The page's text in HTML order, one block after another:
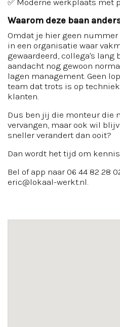
✅ Moderne werkplaats met
Waarom deze baan
Omdat je hier geen
in een organisatie waar
gewaardeerd, collega's
aandacht nog gewoon
lagen management. Geen
team dat trots is op
klanten.
Dus ben jij die monteur die
vervangen, maar ook wil
sneller verandert dan ooit?
Dan wordt het tijd om
Bel of app naar 06 44 82 28
eric@lokaal-werkt.nl.